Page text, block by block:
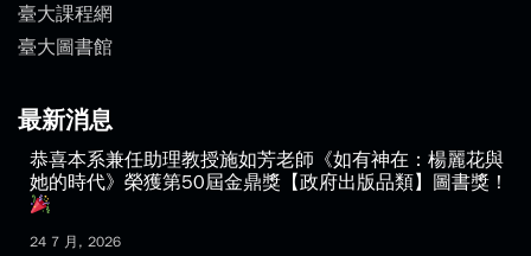
臺大課程網
臺大圖書館
最新消息
恭喜本系兼任助理教授施如芳老師《如有神在：楊麗花與
她的時代》榮獲第50屆金鼎獎【政府出版品類】圖書獎！
24 7 月, 2026